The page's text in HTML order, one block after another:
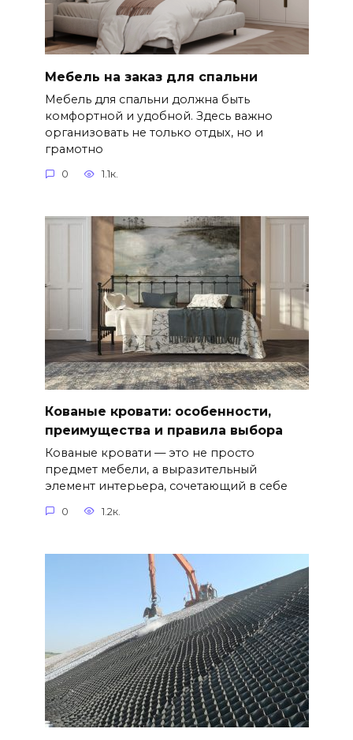
Мебель на заказ для спальни
Мебель для спальни должна быть
комфортной и удобной. Здесь важно
организовать не только отдых, но и
грамотно
0 1.1к.
Кованые кровати: особенности,
преимущества и правила выбора
Кованые кровати — это не просто
предмет мебели, а выразительный
элемент интерьера, сочетающий в себе
0 1.2к.